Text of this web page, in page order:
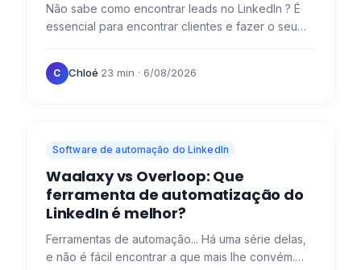
Não sabe como encontrar leads no LinkedIn ? É
essencial para encontrar clientes e fazer o seu
clientes, é…
C Chloé·23 min · 6/08/2026
Software de automação do LinkedIn
Waalaxy vs Overloop: Que
ferramenta de automatização do
LinkedIn é melhor?
Ferramentas de automação... Há uma série delas,
e não é fácil encontrar a que mais lhe convém.